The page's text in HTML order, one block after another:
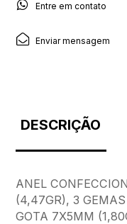
Entre em contato
Enviar mensagem
DESCRIÇÃO
ANEL
(4,47GR), 3
GOTA 7X5MM